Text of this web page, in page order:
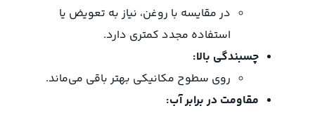
در مقایسه با روغن، نیاز به تعویض یا
استفاده مجدد کمتری دارد.
چسبندگی بالا:
روی سطوح مکانیکی بهتر باقی می‌ماند.
مقاومت در برابر آب: